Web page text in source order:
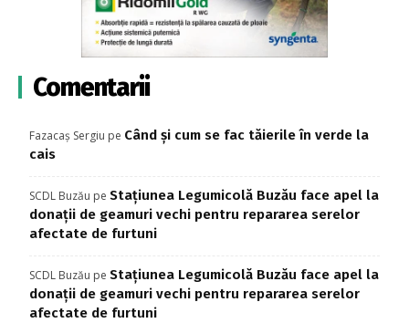
Comentarii
Fazacaș Sergiu pe Când și cum se fac tăierile în verde la
cais
SCDL Buzău pe Stațiunea Legumicolă Buzău face apel la
donații de geamuri vechi pentru repararea serelor
afectate de furtuni
SCDL Buzău pe Stațiunea Legumicolă Buzău face apel la
donații de geamuri vechi pentru repararea serelor
afectate de furtuni